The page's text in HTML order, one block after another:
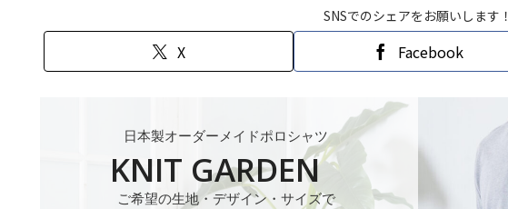
SNSでのシェアをお願いします！
X Facebook
日本製オーダーメイドポロシャツ
KNIT GARDEN
ご希望の生地・デザイン・サイズで